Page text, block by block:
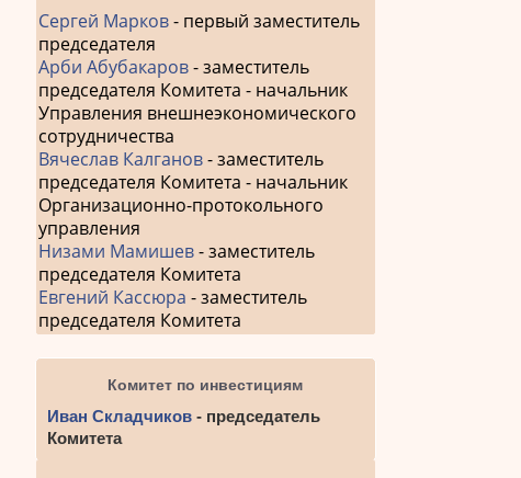
Сергей Марков- первый заместитель
председателя
Арби Абубакаров- заместитель
председателя Комитета - начальник
Управления внешнеэкономического
сотрудничества
Вячеслав Калганов- заместитель
председателя Комитета - начальник
Организационно-протокольного
управления
Низами Мамишев- заместитель
председателя Комитета
Евгений Кассюра - заместитель
председателя Комитета
Комитет по инвестициям
Иван Складчиков - председатель
Комитета